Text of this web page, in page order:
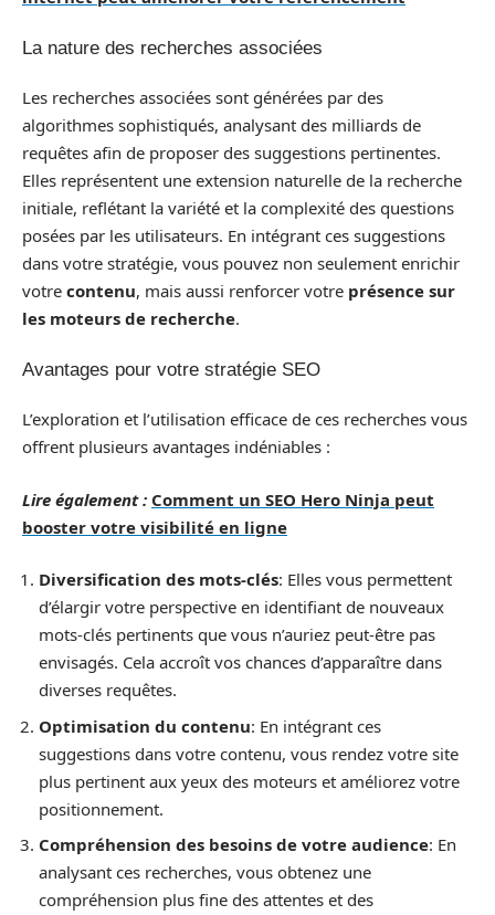
La nature des recherches associées
Les recherches associées sont générées par des
algorithmes sophistiqués, analysant des milliards de
requêtes afin de proposer des suggestions pertinentes.
Elles représentent une extension naturelle de la recherche
initiale, reflétant la variété et la complexité des questions
posées par les utilisateurs. En intégrant ces suggestions
dans votre stratégie, vous pouvez non seulement enrichir
votre contenu, mais aussi renforcer votre présence sur
les moteurs de recherche.
Avantages pour votre stratégie SEO
L’exploration et l’utilisation efficace de ces recherches vous
offrent plusieurs avantages indéniables :
Lire également : Comment un SEO Hero Ninja peut
booster votre visibilité en ligne
Diversification des mots-clés: Elles vous permettent
d’élargir votre perspective en identifiant de nouveaux
mots-clés pertinents que vous n’auriez peut-être pas
envisagés. Cela accroît vos chances d’apparaître dans
diverses requêtes.
Optimisation du contenu: En intégrant ces
suggestions dans votre contenu, vous rendez votre site
plus pertinent aux yeux des moteurs et améliorez votre
positionnement.
Compréhension des besoins de votre audience: En
analysant ces recherches, vous obtenez une
compréhension plus fine des attentes et des